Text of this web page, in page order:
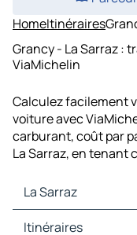
HomeItinéraires
Grancy - La Sarraz :
ViaMichelin
Calculez facilement
voiture avec
carburant, coût par
La Sarraz, en tenant
La Sarraz
La Sarraz Cartes et
Itinéraires